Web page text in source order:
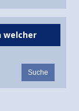
welcher